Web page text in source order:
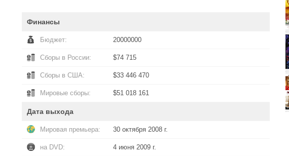
Финансы
Бюджет: 20000000
Сборы в России: $74 715
Сборы в США: $33 446 470
Мировые сборы: $51 018 161
Дата выхода
Мировая премьера: 30 октября 2008 г.
на DVD: 4 июня 2009 г.